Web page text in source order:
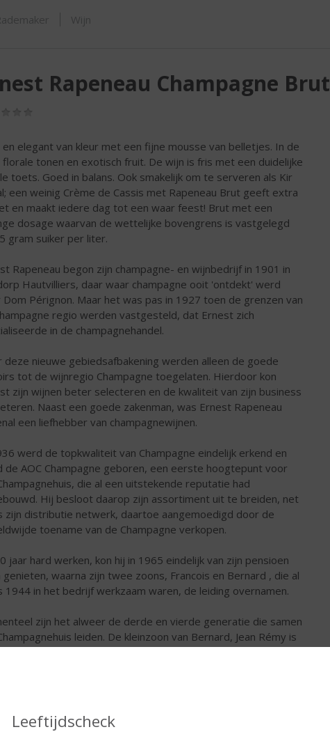
Leeftijdscheck
Wijn
Rapeneau Champagne Brut
en elegant van kleur met een fijne mousse van belletjes. In de
florale tonen en exotisch fruit. De wijn is fris met een duidelijke
toets. Goed in balans. Ook smakelijk om te serveren als Kir
een weinig Crème de Cassis met Rapeneau Brut geeft extra
en maakt iedere dag tot een waar feest! Brut met een
dosage waarvan de wettelijke bovengrens is vastgelegd
gram suiker per liter.
Rapeneau begon zijn champagne- en wijnbedrijf in 1901 in
Hautvilliers, daar waar champagne ooit 'ontdekt' werd
Dom Pérignon. Maar het was pas in 1927 toen de grenzen van
regio werden vastgesteld, dat Ernest zich
in de champagnehandel.
deze nieuwe gebiedsafbakening werden alleen de goede
tot de wijnregio Champagne toegelaten. Hierdoor kon
zijn wijnen beter selecteren en de kwaliteit van zijn business
Naast een goede zakenman, was Ernest Rapeneau
een liefhebber van champagnewijnen.
werd de topkwaliteit van Champagne eindelijk erkend en
de AOC Champagne geboren, een eerste hoogtepunt voor
die al een uitstekende reputatie had
Hij besloot daarop zijn assortiment uit te breiden, net
zijn distributie netwerk, daartoe aangemoedigd door de
toename van de Champagne verkopen.
jaar hard werken, kon hij in 1965 eindelijk van zijn pensioen
genieten, waarna zijn twee zoons, Francois en Bernard , die al
1944 in het bedrijf werkzaam waren, de leiding overnamen.
zijn het alweer de derde en vierde generatie die samen
leiden. De kleinzoon van Bernard, Jean Rémy is
Ernest Rapeneau is gebaseerd op de erfenis van de